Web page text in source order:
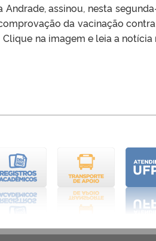
assinou, nesta
da vacinação
na imagem e leia a notícia